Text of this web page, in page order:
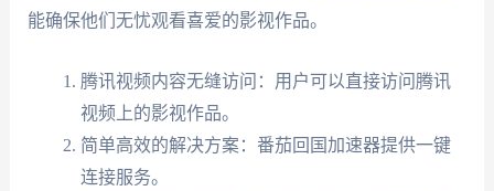
能确保他们无忧观看喜爱的影视作品。
腾讯视频内容无缝访问：用户可以直接访问腾讯
视频上的影视作品。
简单高效的解决方案：番茄回国加速器提供一键
连接服务。